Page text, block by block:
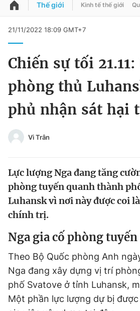
QUẢNG CÁO
Chào ngày mới Tin
Video
Sản phẩm khác
Tiện ích Bạn
Thông tin tòa soạn Liên
Đổi mật khẩu
Tin đã lưu
Tin đã xem
Đăng xuất
Thế giới Kinh tế thế giới
21/11/2022 18:09 GMT+7
Chiến sự tối 21.11:
phòng thủ
phủ nhận sát hại
Vi Trân
Lực lượng Nga đang tăng
phòng tuyến quanh thành
Luhansk vì nơi này được coi
chính trị.
Nga gia cố phòng
Theo Bộ Quốc phòng Anh
Nga đang xây dựng vị trí
phố Svatove ở tỉnh Luhansk,
Một phần lực lượng dự bị